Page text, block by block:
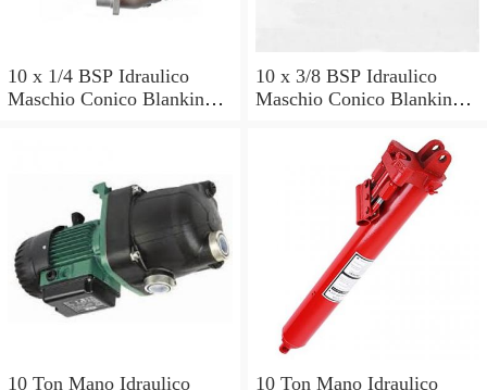
10 x 1/4 BSP Idraulico
Maschio Conico Blanking
10 x 3/8 BSP Idraulico
Maschio Conico Blanking
VALVOLA POMPA
10 Ton Mano Idraulico 10 Ton Mano Idraulico